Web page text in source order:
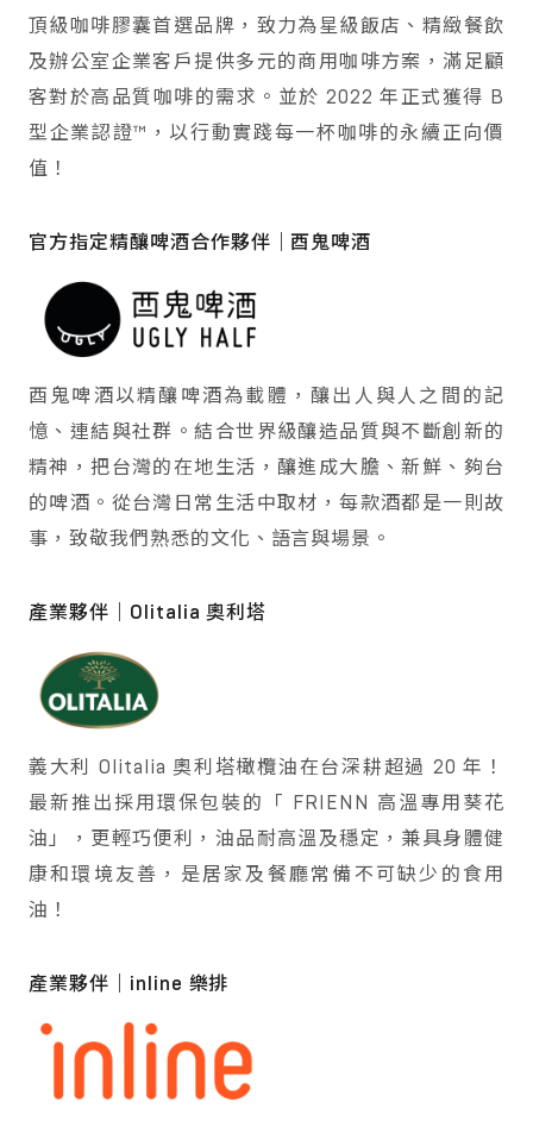
頂級咖啡膠囊首選品牌，致力為星級飯店、精緻餐飲
及辦公室企業客戶提供多元的商用咖啡方案，滿足顧
客對於高品質咖啡的需求。並於 2022 年正式獲得 B
型企業認證™，以行動實踐每一杯咖啡的永續正向價
值！
官方指定精釀啤酒合作夥伴｜酉鬼啤酒
酉鬼啤酒以精釀啤酒為載體，釀出人與人之間的記
憶、連結與社群。結合世界級釀造品質與不斷創新的
精神，把台灣的在地生活，釀進成大膽、新鮮、夠台
的啤酒。從台灣日常生活中取材，每款酒都是一則故
事，致敬我們熟悉的文化、語言與場景。
產業夥伴｜Olitalia 奧利塔
義大利 Olitalia 奧利塔橄欖油在台深耕超過 20 年！
最新推出採用環保包裝的「 FRIENN 高溫專用葵花
油」，更輕巧便利，油品耐高溫及穩定，兼具身體健
康和環境友善，是居家及餐廳常備不可缺少的食用
油！
產業夥伴｜inline 樂排